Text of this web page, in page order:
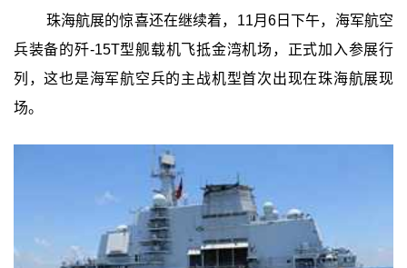
珠海航展的惊喜还在继续着，11月6日下午，海军航空
兵装备的歼-15T型舰载机飞抵金湾机场，正式加入参展行
列，这也是海军航空兵的主战机型首次出现在珠海航展现
场。